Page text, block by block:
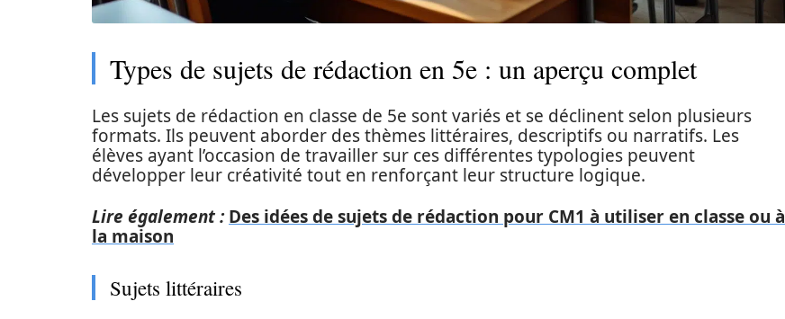
Types de sujets de rédaction en 5e : un aperçu complet
Les sujets de rédaction en classe de 5e sont variés et se déclinent selon plusieurs
formats. Ils peuvent aborder des thèmes littéraires, descriptifs ou narratifs. Les
élèves ayant l’occasion de travailler sur ces différentes typologies peuvent
développer leur créativité tout en renforçant leur structure logique.
Lire également : Des idées de sujets de rédaction pour CM1 à utiliser en classe ou à
la maison
Sujets littéraires